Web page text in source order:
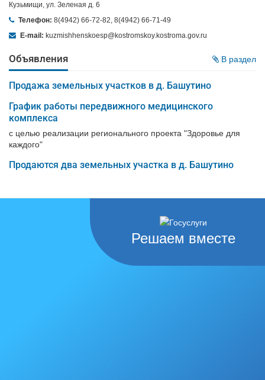
Кузьмищи, ул. Зеленая д. 6
Телефон: 8(4942) 66-72-82, 8(4942) 66-71-49
E-mail: kuzmishhenskoesp@kostromskoy.kostroma.gov.ru
Объявления В раздел
Продажа земельных участков в д. Башутино
График работы передвижного медицинского
комплекса
с целью реализации регионального проекта "Здоровье для
каждого"
Продаются два земельных участка в д. Башутино
Решаем вместе